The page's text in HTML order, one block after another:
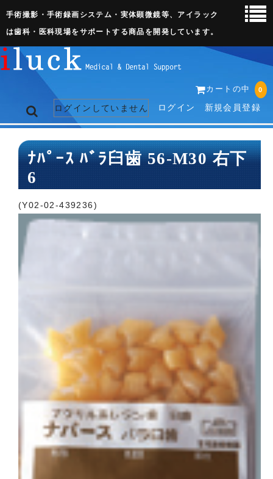
手術撮影・手術録画システム・実体顕微鏡等、アイラック
は歯科・医科現場をサポートする商品を開発しています。
カートの中 0
ログインしていません ログイン 新規会員登録
トップページ
ネット販売ページ
歯科関連機器
3D実体顕微鏡
ﾅﾊﾟｰｽ ﾊﾞﾗ臼歯 56-M30 右下
6
(Y02-02-439236)